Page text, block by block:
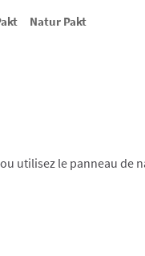
Natur Pakt
utilisez le panneau de